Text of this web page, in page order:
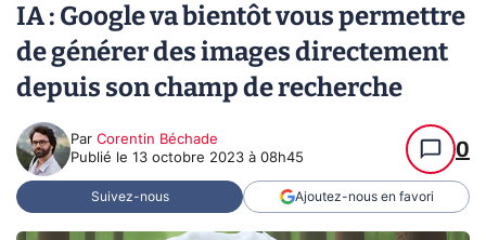
IA : Google va bientôt vous permettre
de générer des images directement
depuis son champ de recherche
Par Corentin Béchade
Publié le 13 octobre 2023 à 08h45 0
Suivez-nous Ajoutez-nous en favori